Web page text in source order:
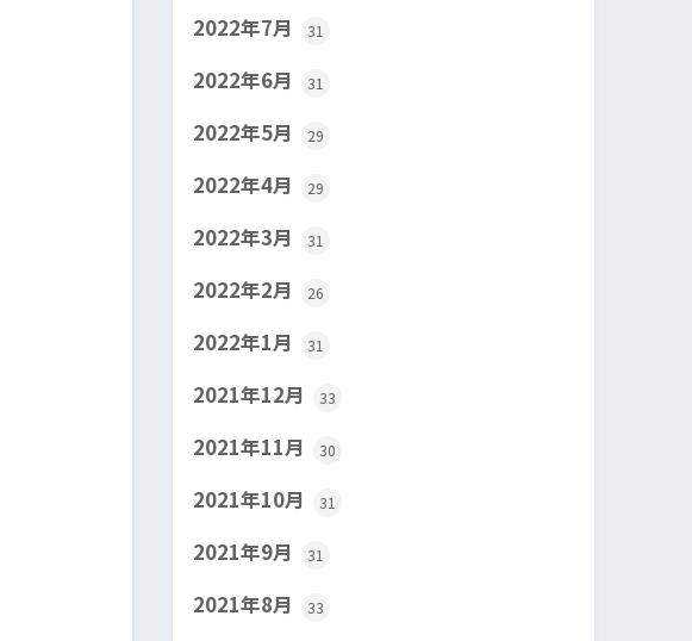
2022年7月 31
2022年6月 31
2022年5月 29
2022年4月 29
2022年3月 31
2022年2月 26
2022年1月 31
2021年12月 33
2021年11月 30
2021年10月 31
2021年9月 31
2021年8月 33